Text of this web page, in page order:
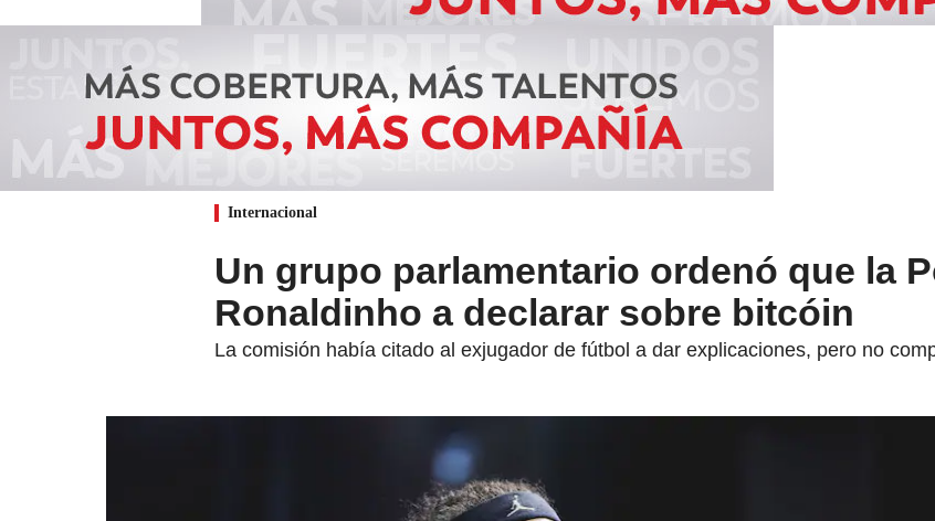
Internacional
Un grupo parlamentario ordenó que la
Ronaldinho a declarar sobre bitcóin
La comisión había citado al exjugador de fútbol a dar explicaciones, pero no